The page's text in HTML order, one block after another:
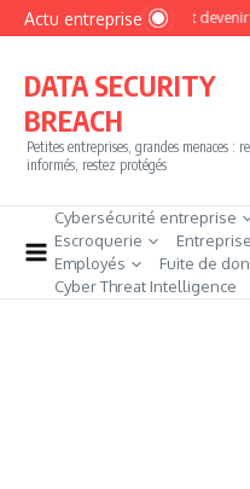
Aller au contenu
Actu entrepriseComment devenir
DATA SECURITY
BREACH
Petites entreprises, grandes menaces :
informés, restez protégés
Cybersécurité entreprise
Escroquerie
Entreprise
Employés
Fuite de
Cyber Threat Intelligence